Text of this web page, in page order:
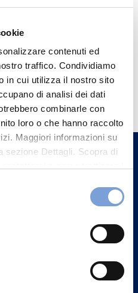
contenuti ed
traffico. Condividiamo
in cui utilizza il nostro sito
di analisi dei dati
combinarle con
loro o che hanno raccolto
Maggiori informazioni su
sezione Dettagli. Scopra di
nella sezione "Informativa
a te e parla con